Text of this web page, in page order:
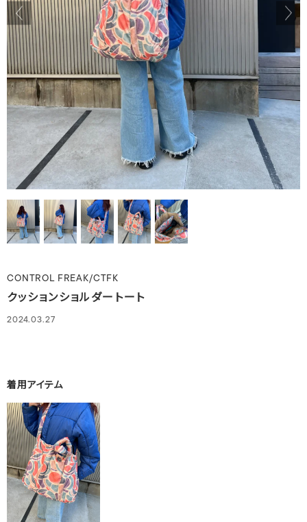
CONTROL FREAK/CTFK
クッションショルダートート
2024.03.27
着用アイテム